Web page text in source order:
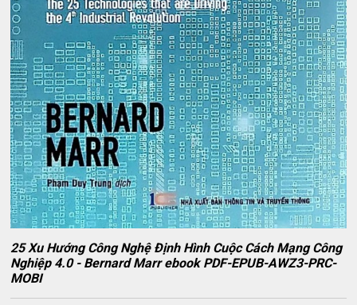
25 Xu Hướng Công Nghệ Định Hình Cuộc Cách Mạng Công
Nghiệp 4.0 - Bernard Marr ebook PDF-EPUB-AWZ3-PRC-
MOBI